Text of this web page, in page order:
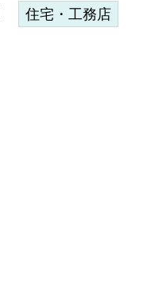
住宅・工務店